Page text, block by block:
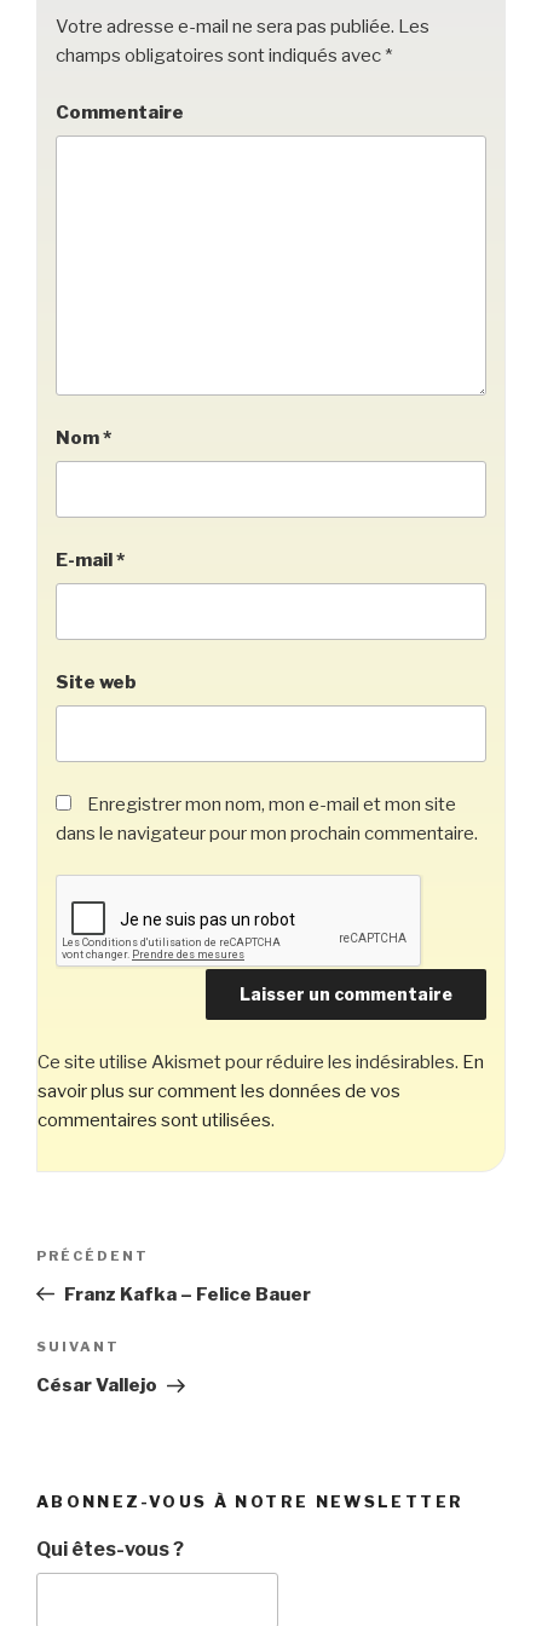
k
Votre adresse e-mail ne sera pas publiée. Les
champs obligatoires sont indiqués avec *
Commentaire
Nom*
E-mail*
Site web
Enregistrer mon nom, mon e-mail et mon site
dans le navigateur pour mon prochain commentaire.
Ce site utilise Akismet pour réduire les indésirables. En
savoir plus sur comment les données de vos
commentaires sont utilisées.
Navigation
l’article
Article
précédent
PRÉCÉDENT
Franz Kafka – Felice Bauer
Article
suivant
SUIVANT
César Vallejo
ABONNEZ-VOUS À NOTRE NEWSLETTER
Qui êtes-vous ?